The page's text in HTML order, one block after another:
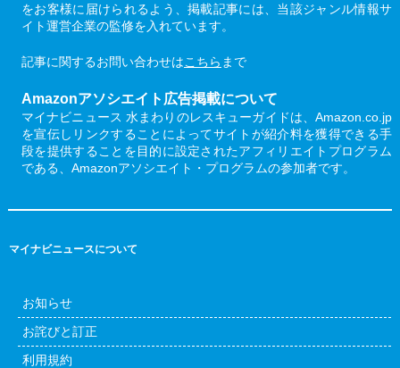
をお客様に届けられるよう、掲載記事には、当該ジャンル情報サ
イト運営企業の監修を入れています。
記事に関するお問い合わせはこちら まで
Amazonアソシエイト広告掲載について
マイナビニュース 水まわりのレスキューガイドは、Amazon.co.jp
を宣伝しリンクすることによってサイトが紹介料を獲得できる手
段を提供することを目的に設定されたアフィリエイトプログラム
である、Amazonアソシエイト・プログラムの参加者です。
マイナビニュースについて
お知らせ
お詫びと訂正
利用規約